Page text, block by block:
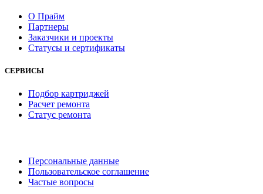
О Прайм
Партнеры
Заказчики и проекты
Статусы и сертификаты
СЕРВИСЫ
Подбор картриджей
Расчет ремонта
Статус ремонта
Персональные данные
Пользовательское соглашение
Частые вопросы